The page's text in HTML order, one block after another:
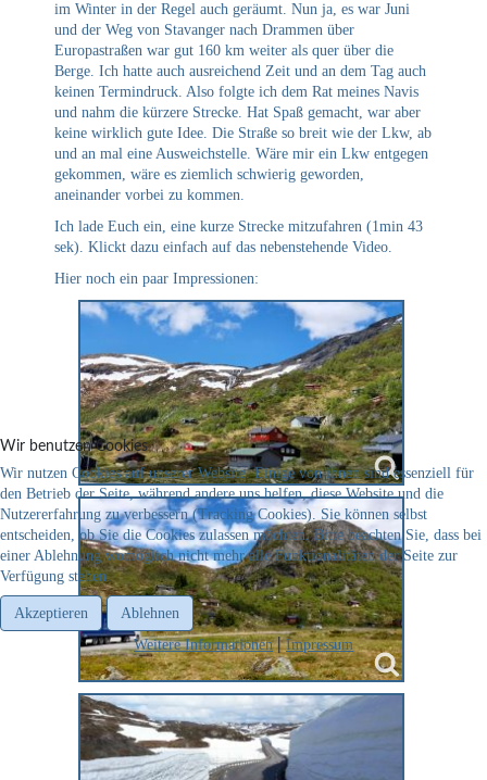
im Winter in der Regel auch geräumt. Nun ja, es war Juni
und der Weg von Stavanger nach Drammen über
Europastraßen war gut 160 km weiter als quer über die
Berge. Ich hatte auch ausreichend Zeit und an dem Tag auch
keinen Termindruck. Also folgte ich dem Rat meines Navis
und nahm die kürzere Strecke. Hat Spaß gemacht, war aber
keine wirklich gute Idee. Die Straße so breit wie der Lkw, ab
und an mal eine Ausweichstelle. Wäre mir ein Lkw entgegen
gekommen, wäre es ziemlich schwierig geworden,
aneinander vorbei zu kommen.
Ich lade Euch ein, eine kurze Strecke mitzufahren (1min 43
sek). Klickt dazu einfach auf das nebenstehende Video.
Hier noch ein paar Impressionen:
Wir benutzen Cookies
Wir nutzen Cookies auf unserer Website. Einige von ihnen sind essenziell für
den Betrieb der Seite, während andere uns helfen, diese Website und die
Nutzererfahrung zu verbessern (Tracking Cookies). Sie können selbst
entscheiden, ob Sie die Cookies zulassen möchten. Bitte beachten Sie, dass bei
einer Ablehnung womöglich nicht mehr alle Funktionalitäten der Seite zur
Verfügung stehen.
Akzeptieren
Ablehnen
Weitere Informationen|Impressum